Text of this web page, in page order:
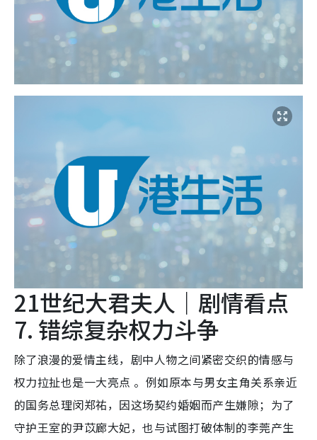
21世纪大君夫人｜剧情看点
7. 错综复杂权力斗争
除了浪漫的爱情主线，剧中人物之间紧密交织的情感与
权力拉扯也是一大亮点 。例如原本与男女主角关系亲近
的国务总理闵郑祐，因这场契约婚姻而产生嫌隙；为了
守护王室的尹苡廊大妃，也与试图打破体制的李莞产生